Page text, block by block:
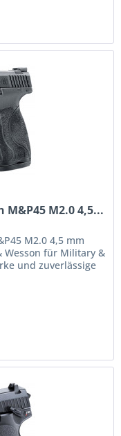
M&P45 M2.0 4,5...
M2.0 4,5 mm
Wesson für Military &
und zuverlässige